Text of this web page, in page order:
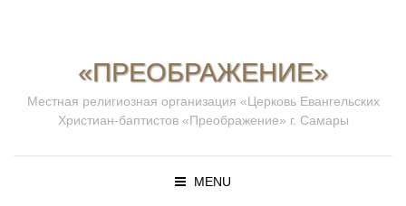
«ПРЕОБРАЖЕНИЕ»
Местная религиозная организация «Церковь Евангельских
Христиан-баптистов «Преображение» г. Самары
MENU